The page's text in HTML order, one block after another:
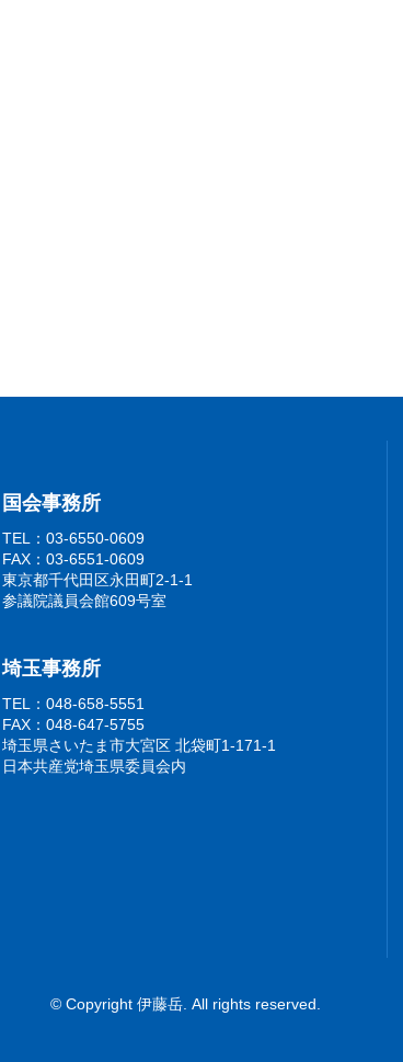
国会事務所
TEL：03-6550-0609
FAX：03-6551-0609
東京都千代田区永田町2-1-1
参議院議員会館609号室
埼玉事務所
TEL：048-658-5551
FAX：048-647-5755
埼玉県さいたま市大宮区 北袋町1-171-1
日本共産党埼玉県委員会内
© Copyright 伊藤岳. All rights reserved.